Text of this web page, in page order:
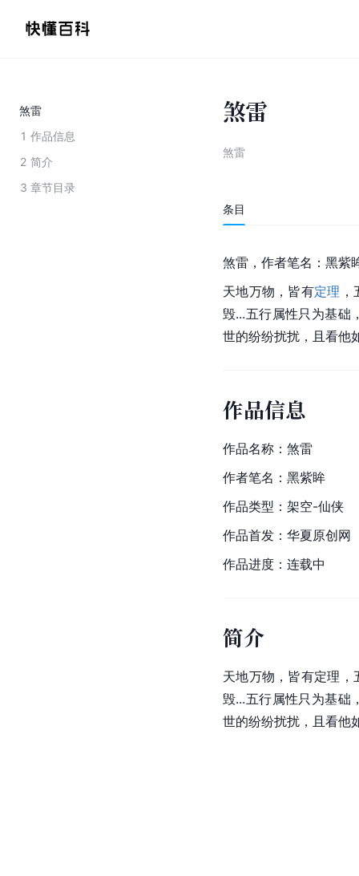
煞雷
1 作品信息
2 简介
3 章节目录
煞雷
煞雷
条目
煞雷，作者笔名：黑紫
天地万物，皆有定理
毁...五行属性只为基础
世的纷纷扰扰，且看他
作品信息
作品名称：煞雷
作者笔名：黑紫眸
作品类型：架空-仙侠
作品首发： 华夏原创网
作品进度：连载中
简介
天地万物，皆有定理
毁...五行属性只为基础
世的纷纷扰扰，且看他